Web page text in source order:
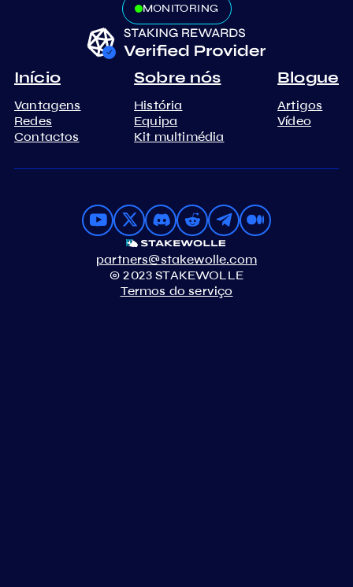
MONITORING
Início
Vantagens
Redes
Contactos
Sobre nós
História
Equipa
Kit multimédia
Blogue
Artigos
Vídeo
partners@stakewolle.com
© 2023 STAKEWOLLE
Termos do serviço